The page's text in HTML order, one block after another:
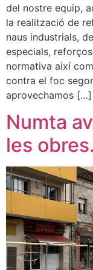
del nostre equip,
la realització de
naus industrials,
especials,
normativa així
contra el foc
aprovechamos […]
Numta
les